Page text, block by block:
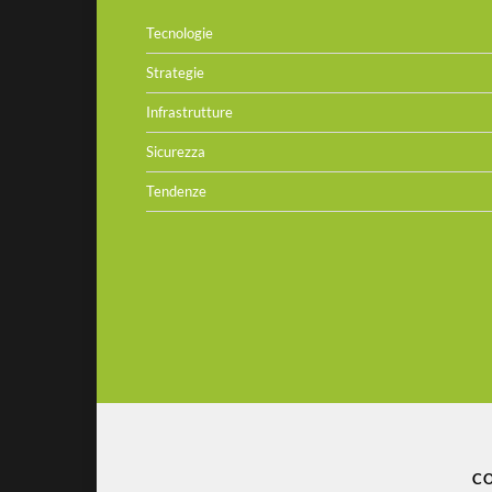
Tecnologie
Strategie
Infrastrutture
Sicurezza
Tendenze